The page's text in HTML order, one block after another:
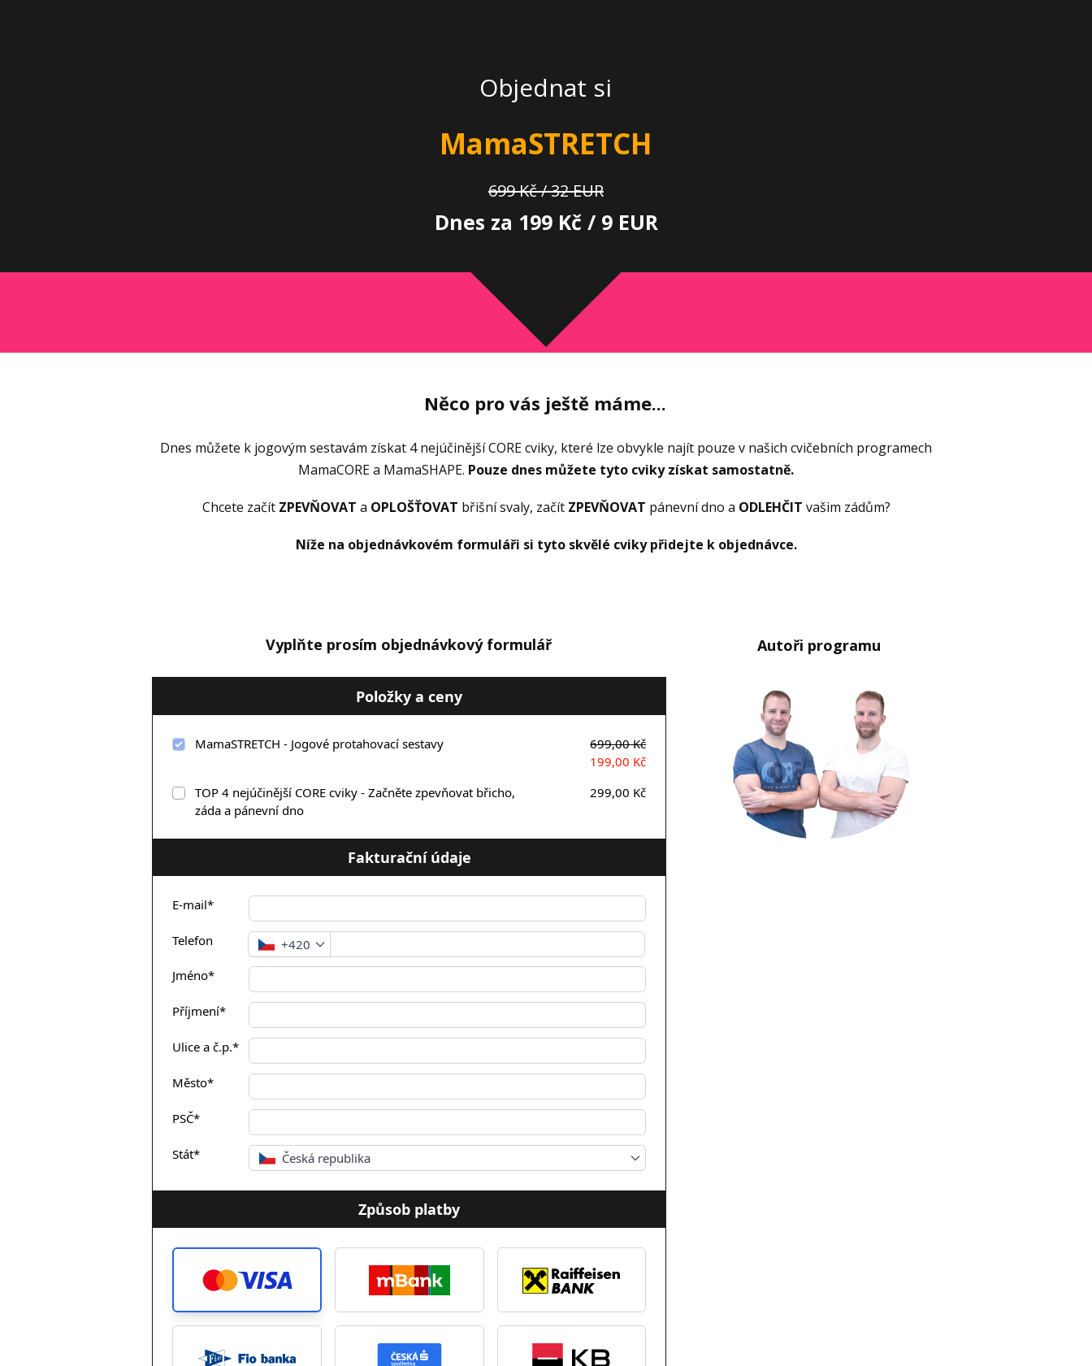
Objednat si
MamaSTRETCH
699 Kč / 32 EUR
Dnes za 199 Kč / 9 EUR
Něco pro vás ještě máme...
Dnes můžete k jogovým sestavám získat 4 nejúčinější CORE cviky, které lze obvykle najít pouze v našich cvičebních programech
MamaCORE a MamaSHAPE. Pouze dnes můžete tyto cviky získat samostatně.
Chcete začít ZPEVŇOVAT a OPLOŠŤOVAT břišní svaly, začít ZPEVŇOVAT pánevní dno a ODLEHČIT vašim zádům?
Níže na objednávkovém formuláři si tyto skvělé cviky přidejte k objednávce.
Vyplňte prosím objednávkový formulář
Položky a ceny
MamaSTRETCH - Jogové protahovací sestavy
699,00 Kč
199,00 Kč
TOP 4 nejúčinější CORE cviky - Začněte zpevňovat břicho,
záda a pánevní dno
299,00 Kč
Fakturační údaje
E-mail*
Telefon
+420
Jméno*
Příjmení*
Ulice a č.p.*
Město*
PSČ*
Stát* Česká republika
Způsob platby
Autoři programu